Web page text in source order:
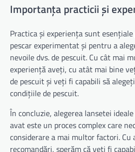
Importanța practicii și
Practica și experiența sunt
pescar experimentat și pentru a
nevoile dvs. de pescuit. Cu cât mai
experiență aveți, cu atât mai bine
de pescuit și veți fi capabili să
condițiile de pescuit.
În concluzie, alegerea lansetei
avat este un proces complex care
considerare a mai multor factori.
recomandări, sperăm că veți fi